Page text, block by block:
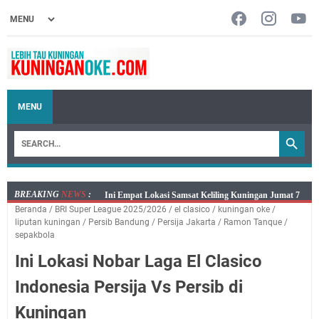
MENU
BREAKING NEWS :
Jumat 7 Agustus 2026 Mobil SIM Keliling Ada di
Kecamatan Sindangagung
Kelaparan Meskipun Memiliki Sekarung Penuh Uang
Salat Lima Waktu itu Bukan Cuma Kewajiban, Tapi
Beranda / BRI Super League 2025/2026 / el clasico / kuningan oke /
liputan kuningan / Persib Bandung / Persija Jakarta / Ramon Tanque /
sepakbola
Ini Lokasi Nobar Laga El Clasico
Indonesia Persija Vs Persib di
Kuningan